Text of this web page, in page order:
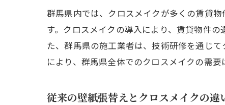
群馬県内では、クロスメイクが多くの賃貸
す。クロスメイクの導入により、賃貸物件
た、群馬県の施工業者は、技術研修を通じ
により、群馬県全体でのクロスメイクの需
従来の壁紙張替えとクロスメイクの違